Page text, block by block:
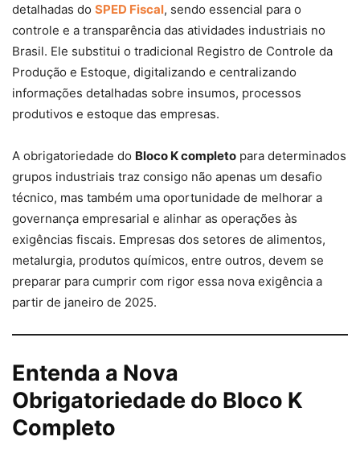
detalhadas do SPED Fiscal, sendo essencial para o
controle e a transparência das atividades industriais no
Brasil. Ele substitui o tradicional Registro de Controle da
Produção e Estoque, digitalizando e centralizando
informações detalhadas sobre insumos, processos
produtivos e estoque das empresas.
A obrigatoriedade do Bloco K completo para determinados
grupos industriais traz consigo não apenas um desafio
técnico, mas também uma oportunidade de melhorar a
governança empresarial e alinhar as operações às
exigências fiscais. Empresas dos setores de alimentos,
metalurgia, produtos químicos, entre outros, devem se
preparar para cumprir com rigor essa nova exigência a
partir de janeiro de 2025.
Entenda a Nova
Obrigatoriedade do Bloco K
Completo